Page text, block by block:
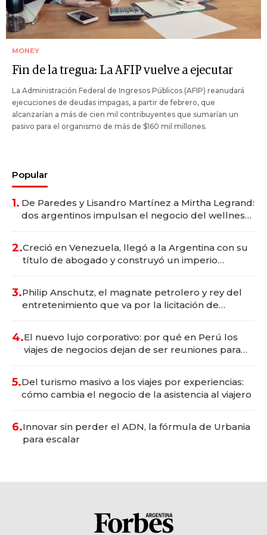
MONEY
Fin de la tregua: La AFIP vuelve a ejecutar
La Administración Federal de Ingresos Públicos (AFIP) reanudará
ejecuciones de deudas impagas, a partir de febrero, que
alcanzarían a más de cien mil contribuyentes que sumarían un
pasivo para el organismo de más de $160 mil millones.
Popular
1. De Paredes y Lisandro Martínez a Mirtha Legrand:
dos argentinos impulsan el negocio del wellness
2.Creció en Venezuela, llegó a la Argentina con su
título de abogado y construyó un imperio
3.Philip Anschutz, el magnate petrolero y rey del
entretenimiento que va por la licitación de
4.El nuevo lujo corporativo: por qué en Perú los
viajes de negocios dejan de ser reuniones para
5.Del turismo masivo a los viajes por experiencias:
cómo cambia el negocio de la asistencia al viajero
6.Innovar sin perder el ADN, la fórmula de Urbania
para escalar